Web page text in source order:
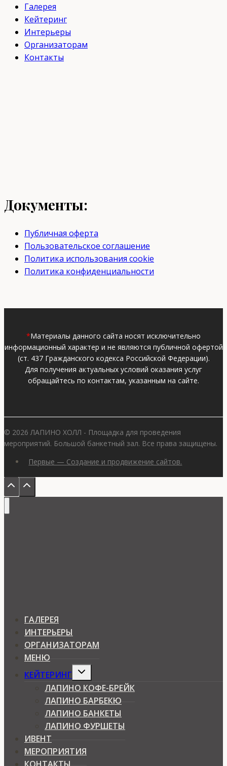
Галерея
Кейтеринг
Интерьеры
Организаторам
Контакты
Документы:
Публичная оферта
Пользовательское соглашение
Политика использования cookie
Политика конфиденциальности
*Материалы данного сайта носят исключительно
информационный характер и не являются публичной офертой
(ст. 437 Гражданского кодекса Российской Федерации).
Для получения актуальных условий оказания услуг
обращайтесь по контактам, указанным на сайте.
© 2026 ЛАПИНО ХОЛЛ - Площадка для проведения
мероприятий. Большой банкетный зал. Все права защищены.
Первые — Создание и продвижение сайтов.
ГАЛЕРЕЯ
ИНТЕРЬЕРЫ
ОРГАНИЗАТОРАМ
МЕНЮ
КЕЙТЕРИНГ
Expand
menu
ЛАПИНО КОФЕ-БРЕЙК
ЛАПИНО БАРБЕКЮ
ЛАПИНО БАНКЕТЫ
ЛАПИНО ФУРШЕТЫ
ИВЕНТ
МЕРОПРИЯТИЯ